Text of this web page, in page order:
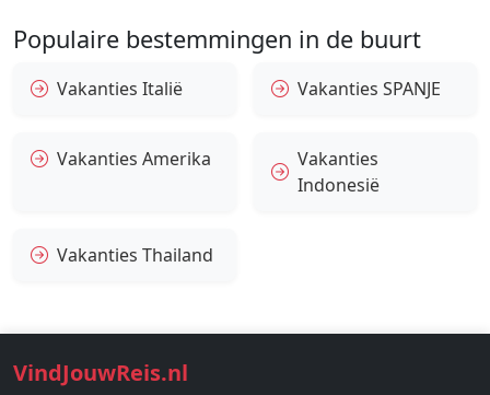
Populaire bestemmingen in de buurt
Vakanties Italië Vakanties SPANJE
Vakanties Amerika
Vakanties
Indonesië
Vakanties Thailand
VindJouwReis.nl